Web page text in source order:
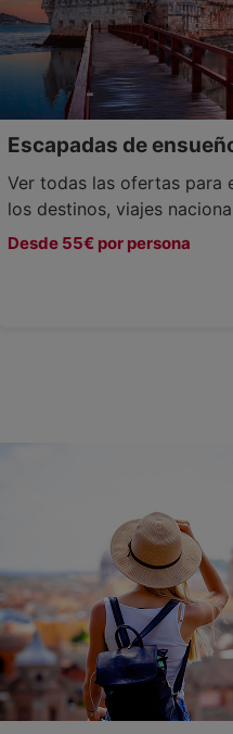
Escapadas de
Ver todas las ofertas para
los destinos, viajes
Desde 55€ por persona